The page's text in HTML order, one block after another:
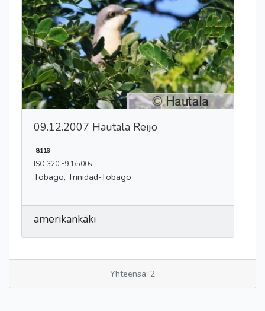
09.12.2007 Hautala Reijo
8119
ISO:320 F9 1/500s
Tobago, Trinidad-Tobago
amerikankäki
Yhteensä: 2